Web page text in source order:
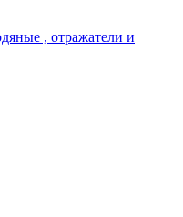
, отражатели и